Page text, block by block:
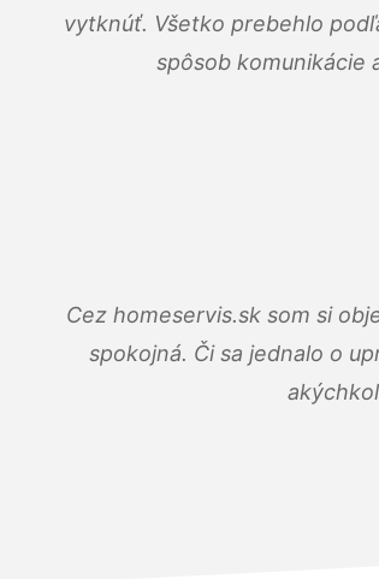
vytknúť. Všetko prebehlo
spôsob komunikácie
Cez homeservis.sk som si
spokojná. Či sa jednalo o